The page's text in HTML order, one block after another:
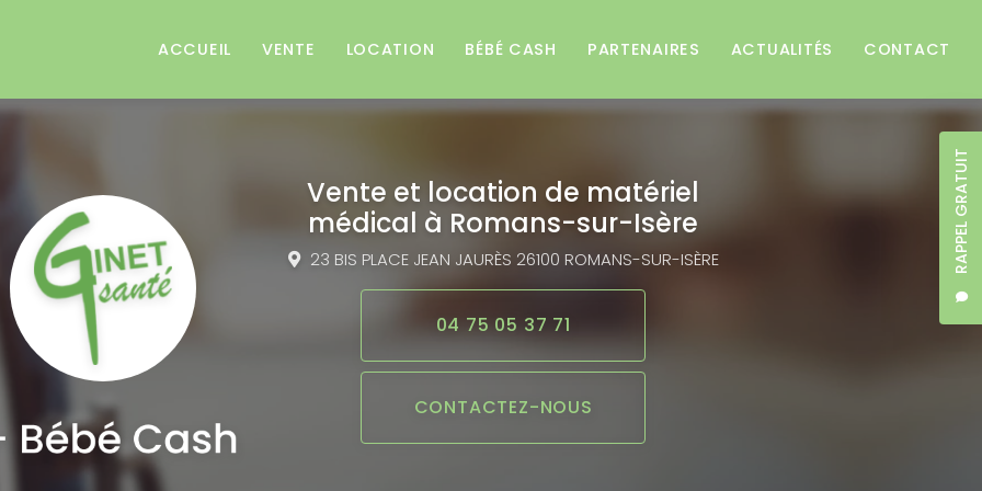
RAPPEL GRATUIT
ACCUEIL VENTE LOCATION BÉBÉ CASH PARTENAIRES ACTUALITÉS CONTACT
Vente et location de matériel
médical à Romans-sur-Isère
23 BIS PLACE JEAN JAURÈS 26100 ROMANS-SUR-ISÈRE
04 75 05 37 71
CONTACTEZ-NOUS